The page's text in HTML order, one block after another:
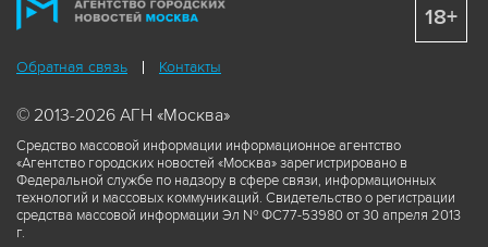
Обратная связь Контакты
© 2013-2026 АГН «Москва»
Средство массовой информации информационное агентство
«Агентство городских новостей «Москва» зарегистрировано в
Федеральной службе по надзору в сфере связи, информационных
технологий и массовых коммуникаций. Свидетельство о регистрации
средства массовой информации Эл № ФС77-53980 от 30 апреля 2013
г.
18+